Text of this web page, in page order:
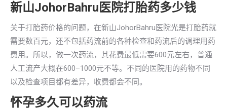
新山JohorBahru医院打胎药多少钱
关于打胎药价格的问题，在新山JohorBahru医院光是打胎药就
需要数百元，还不包括药流前的各种检查和药流后的调理用药
费用。所以，做一次药流，其花费最低需要600元左右，普通
人工流产大概在600–1000元不等。不同的医院用的药物不同
以及检查项目都有差异，收费都会不同。
怀孕多久可以药流